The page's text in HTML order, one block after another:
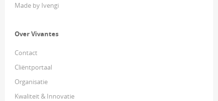
Made by Ivengi
Over Vivantes
Contact
Cliëntportaal
Organisatie
Kwaliteit & Innovatie